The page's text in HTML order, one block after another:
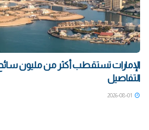
الإمارات تستقطب أكثر من مليون
التفاصيل